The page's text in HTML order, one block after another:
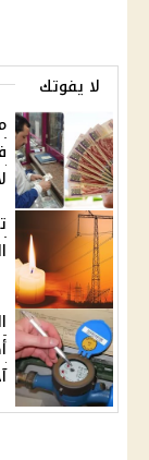
لا يفوتك